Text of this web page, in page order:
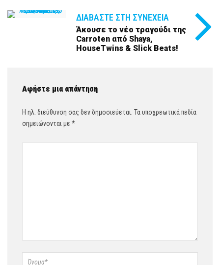
ΔΙΑΒΆΣΤΕ ΣΤΗ ΣΥΝΈΧΕΙΑ
Άκουσε το νέο τραγούδι της
Carroten από Shaya,
HouseTwins & Slick Beats!
Αφήστε μια απάντηση
Η ηλ. διεύθυνση σας δεν δημοσιεύεται. Τα υποχρεωτικά πεδία
σημειώνονται με *